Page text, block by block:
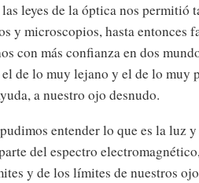
leyes de la óptica nos permitió
y microscopios, hasta entonces
con más confianza en dos
de lo muy lejano y el de lo muy
a nuestro ojo desnudo.
entender lo que es la luz
del espectro
y de los límites de nuestros